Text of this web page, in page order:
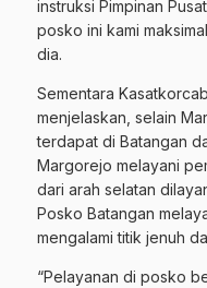
instruksi Pimpinan
posko ini kami
dia.
Sementara
menjelaskan, selain
terdapat di Batangan
Margorejo melayani
dari arah selatan
Posko Batangan
mengalami titik jenuh
“Pelayanan di posko